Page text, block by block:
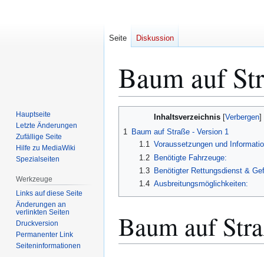
Baum auf
Inhaltsverzeichnis
1 Baum auf Straße - Version 1
1.1 Voraussetzungen und
1.2
Benötigte Fahrzeuge:
1.3
Benötigter Rettungsdienst &
1.4 Ausbreitungsmöglichkeiten:
Baum auf
Seite Diskussion
Hauptseite
Letzte Änderungen
Zufällige Seite
Hilfe zu MediaWiki
Spezialseiten
Werkzeuge
Links auf diese Seite
Änderungen an
verlinkten Seiten
Druckversion
Permanenter Link
Seiten­­informationen